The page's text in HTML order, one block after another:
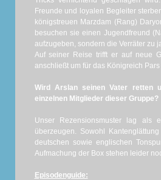
Freunde und loyalen Begleiter
königstreuen Marzdam (Rang)
besuchen sie einen Jugendfreund
aufzugeben, sondern die Verräter zu
Auf seiner Reise trifft er auf neue
anschließt um für das Königreich
Wird Arslan seinen Vater retten
einzelnen Mitglieder dieser Gruppe?
Unser Rezensionsmuster lag als
überzeugen. Sowohl
deutschen sowie englischen
Aufmachung der Box stehen leider
Episodenguide: